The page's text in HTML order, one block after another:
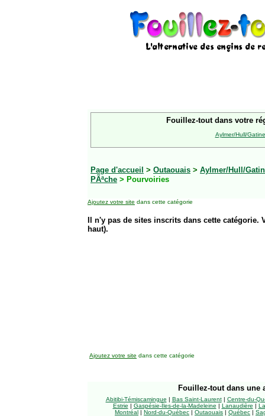
Fouillez-tout dans votre
Aylmer/Hull/
Page d'accueil > Outaouais > Aylmer/Hull/
PÃªche > Pourvoiries
Ajoutez votre site dans cette catégorie
Il n'y pas de sites inscrits dans cette
haut).
Ajoutez votre site dans cette catégorie
Fouillez-tout dans une
Abitibi-Témiscamingue | Bas Saint-Laurent| Centre-du-
Estrie | Gaspésie-Îles-de-la-Madeleine | Lanaudière |
Montréal | Nord-du-Québec | Outaouais | Québec |